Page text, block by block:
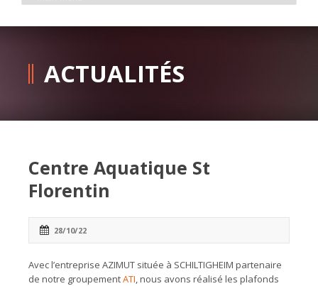
ACTUALITÉS
Centre Aquatique St
Florentin
28/10/22
Avec l’entreprise AZIMUT située à SCHILTIGHEIM partenaire
de notre groupementATI, nous avons réalisé les plafonds